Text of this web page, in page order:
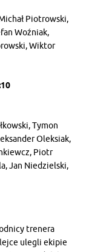
Piotrowski,
Woźniak,
Wiktor
Tymon
Oleksiak,
Piotr
Jan Niedzielski,
trenera
ulegli ekipie